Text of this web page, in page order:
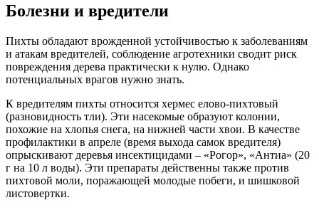
Болезни и вредители
Пихты обладают врожденной устойчивостью к заболеваниям
и атакам вредителей, соблюдение агротехники сводит риск
повреждения дерева практически к нулю. Однако
потенциальных врагов нужно знать.
К вредителям пихты относится хермес елово-пихтовый
(разновидность тли). Эти насекомые образуют колонии,
похожие на хлопья снега, на нижней части хвои. В качестве
профилактики в апреле (время выхода самок вредителя)
опрыскивают деревья инсектицидами – «Рогор», «Антиа» (20
г на 10 л воды). Эти препараты действенны также против
пихтовой моли, поражающей молодые побеги, и шишковой
листовертки.